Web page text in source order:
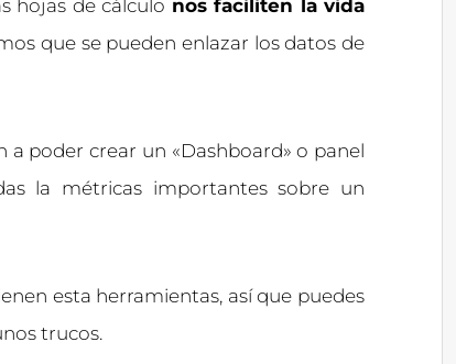
hojas de cálculo nos faciliten la vida
que se pueden enlazar los datos de
a poder crear un «Dashboard» o panel
la métricas importantes sobre un
esta herramientas, así que puedes
trucos.